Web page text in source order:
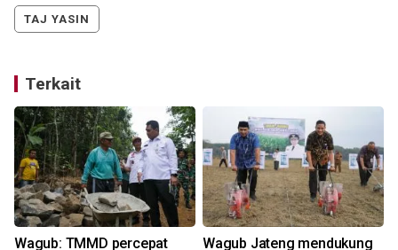
TAJ YASIN
Terkait
Wagub: TMMD percepat
Wagub Jateng mendukung